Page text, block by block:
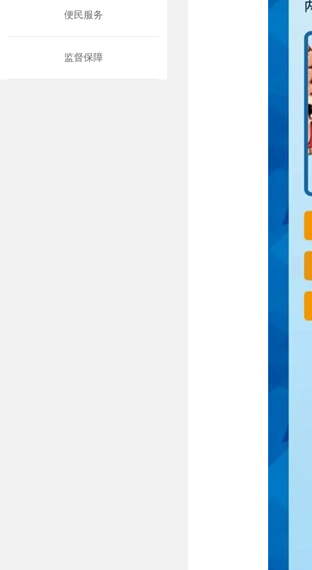
便民服务
监督保障